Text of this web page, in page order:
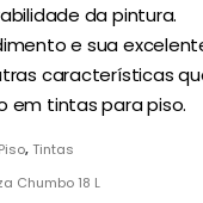
da pintura.
e sua
características
em tintas para piso.
,Tintas
Chumbo 18 L